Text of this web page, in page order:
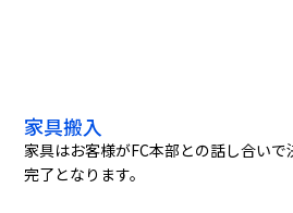
家具搬入
家具はお客様がFC本部との話し合いで
完了となります。